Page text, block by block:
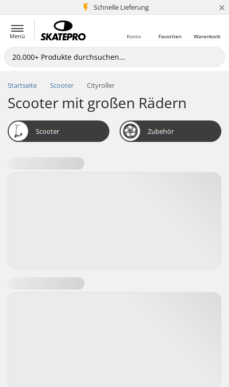
Schnelle Lieferung
5+ Mio. Kunden ×
Menü Warenkorb
Favoriten
Konto
Startseite Scooter Cityroller
Scooter mit großen Rädern
Scooter Zubehör